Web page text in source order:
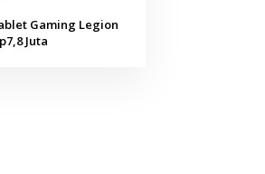
Gaming Legion
Juta